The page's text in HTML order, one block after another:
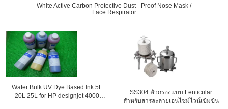
White Active Carbon Protective Dust - Proof Nose Mask /
Face Respirator
Water Bulk UV Dye Based Ink 5L
20L 25L for HP designjet 4000
SS304 ตัวกรองแบบ Lenticular
สำหรับสารละลายเอนไซม์ไวน์เข้มข้น